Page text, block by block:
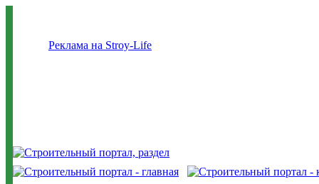
Реклама на Stroy-Life